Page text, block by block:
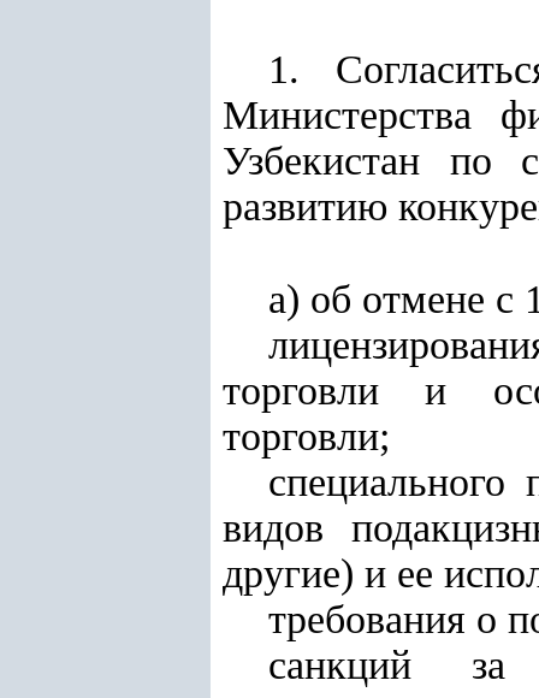
1.
Министерства
Узбекистан по
развитию
а) об отмене с
торговли и
торговли;
специального
видов
другие) и ее
требования о
санкций за